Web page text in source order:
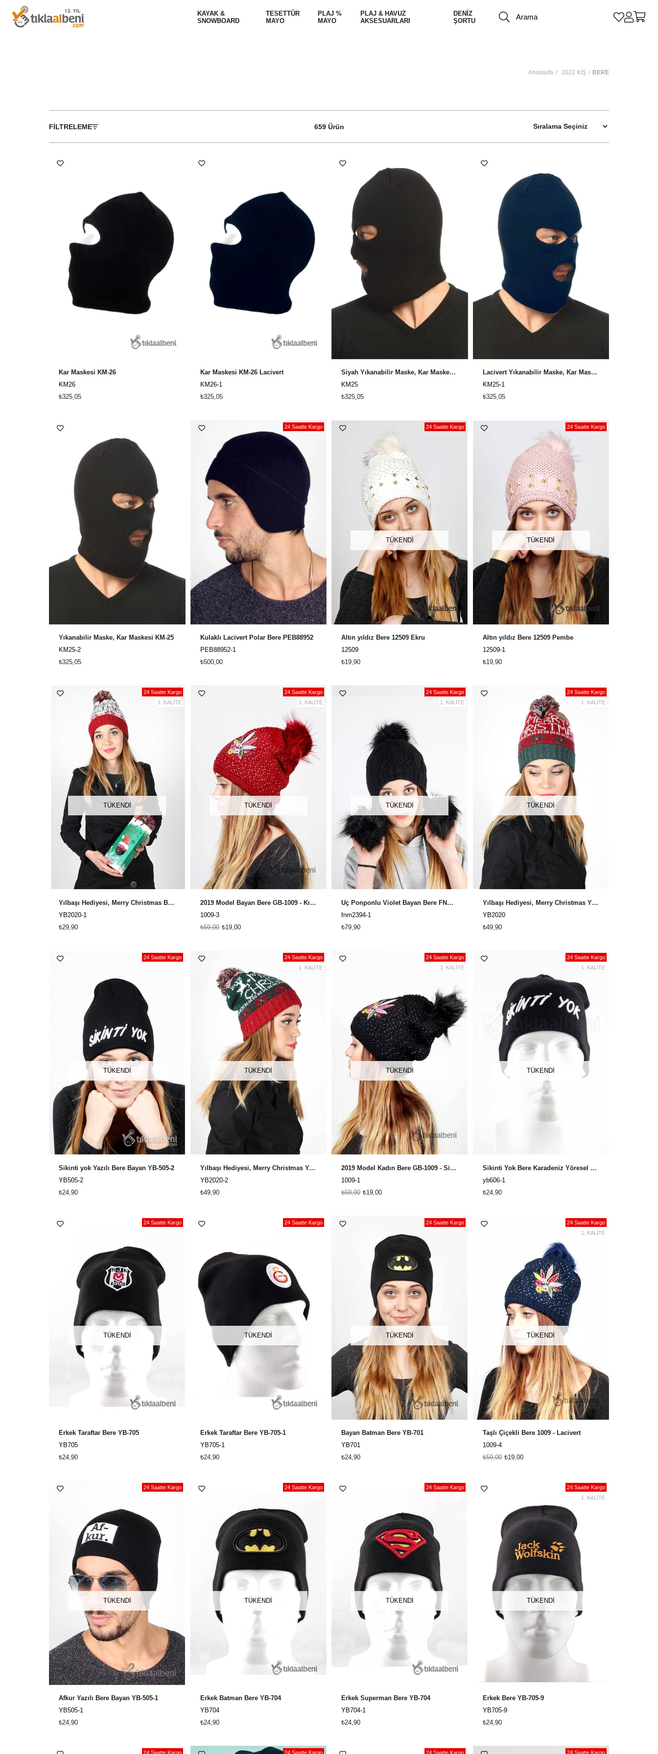
KAYAK &
SNOWBOARD
TESETTÜR
MAYO
PLAJ %
MAYO
PLAJ & HAVUZ
AKSESUARLARI
DENİZ
ŞORTU
Anasayfa 2022 KIŞ BERE
FILTRELEME 659 Ürün
Kar Maskesi KM-26
KM26
₺325,05
Kar Maskesi KM-26 Lacivert
KM26-1
₺325,05
Siyah Yıkanabilir Maske, Kar Maskesi KM-25
KM25
₺325,05
Lacivert Yıkanabilir Maske, Kar Maskesi KM-25
KM25-1
₺325,05
Yıkanabilir Maske, Kar Maskesi KM-25
KM25-2
₺325,05
Kulaklı Lacivert Polar Bere PEB88952
PEB88952-1
₺500,00
24 Saatte Kargo
TÜKENDI
Altın yıldız Bere 12509 Ekru
12509
₺19,90
24 Saatte Kargo
TÜKENDI
Altın yıldız Bere 12509 Pembe
12509-1
₺19,90
24 Saatte Kargo
TÜKENDI
Yılbaşı Hediyesi, Merry Christmas Beyaz Yıbaşı Bere YB2020
YB2020-1
₺29,90
24 Saatte Kargo
1. KALİTE
TÜKENDI
2019 Model Bayan Bere GB-1009 - Kırmızı
1009-3
₺19,00
₺59,00
24 Saatte Kargo
1. KALİTE
TÜKENDI
Üç Ponponlu Violet Bayan Bere FNM-2394 - Siyah
fnm2394-1
₺79,90
24 Saatte Kargo
1. KALİTE
TÜKENDI
Yılbaşı Hediyesi, Merry Christmas Yıbaşı Bere YB-2020
YB2020
₺49,90
24 Saatte Kargo
1. KALİTE
TÜKENDI
Sikinti yok Yazılı Bere Bayan YB-505-2
YB505-2
₺24,90
24 Saatte Kargo
TÜKENDI
Yılbaşı Hediyesi, Merry Christmas Yeşil Yıbaşı Bere YB2020
YB2020-2
₺49,90
24 Saatte Kargo
1. KALİTE
TÜKENDI
2019 Model Kadın Bere GB-1009 - Siyah
1009-1
₺19,00
₺59,00
24 Saatte Kargo
1. KALİTE
TÜKENDI
Sikinti Yok Bere Karadeniz Yöresel Bere YB-606-1
yb606-1
₺24,90
24 Saatte Kargo
1. KALİTE
TÜKENDI
Erkek Taraftar Bere YB-705
YB705
₺24,90
24 Saatte Kargo
TÜKENDI
Erkek Taraftar Bere YB-705-1
YB705-1
₺24,90
24 Saatte Kargo
TÜKENDI
Bayan Batman Bere YB-701
YB701
₺24,90
24 Saatte Kargo
TÜKENDI
Taşlı Çiçekli Bere 1009 - Lacivert
1009-4
₺19,00
₺59,00
24 Saatte Kargo
1. KALİTE
TÜKENDI
Afkur Yazılı Bere Bayan YB-505-1
YB505-1
₺24,90
24 Saatte Kargo
TÜKENDI
Erkek Batman Bere YB-704
YB704
₺24,90
24 Saatte Kargo
TÜKENDI
Erkek Superman Bere YB-704
YB704-1
₺24,90
24 Saatte Kargo
TÜKENDI
Erkek Bere YB-705-9
YB705-9
₺24,90
24 Saatte Kargo
1. KALİTE
24 Saatte Kargo 24 Saatte Kargo 24 Saatte Kargo 24 Saatte Kargo